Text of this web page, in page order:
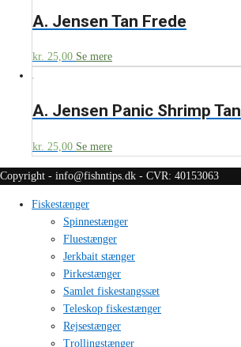
A. Jensen Tan Frede
kr. 25,00 Se mere
A. Jensen Panic Shrimp Tan
kr. 25,00 Se mere
Copyright - info@fishntips.dk - CVR: 40153063
Fiskestænger
Spinnestænger
Fluestænger
Jerkbait stænger
Pirkestænger
Samlet fiskestangssæt
Teleskop fiskestænger
Rejsestænger
Trollingstænger